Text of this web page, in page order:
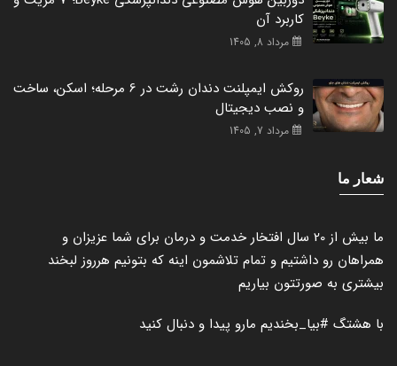
کاربرد آن
مرداد 8, 1405
روکش ایمپلنت دندان رشت در 6 مرحله؛ اسکن، ساخت
و نصب دیجیتال
مرداد 7, 1405
شعار ما
ما بیش از 20 سال افتخار خدمت و درمان برای شما عزیزان و
همراهان رو داشتیم و تمام تلاشمون اینه که بتونیم هرروز لبخند
بیشتری به صورتتون بیاریم
با هشتگ #بیا_بخندیم مارو پیدا و دنبال کنید